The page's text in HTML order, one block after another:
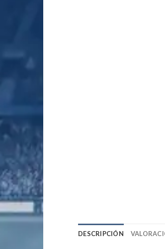
DESCRIPCIÓN